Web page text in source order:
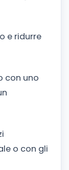
e ridurre
con uno
o con gli